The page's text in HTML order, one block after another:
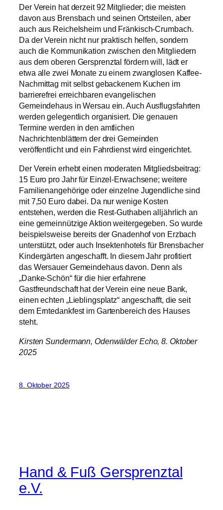
Der Verein hat derzeit 92 Mitglieder; die meisten
davon aus Brensbach und seinen Ortsteilen, aber
auch aus Reichelsheim und Fränkisch-Crumbach.
Da der Verein nicht nur praktisch helfen, sondern
auch die Kommunikation zwischen den Mitgliedern
aus dem oberen Gersprenztal fördern will, lädt er
etwa alle zwei Monate zu einem zwanglosen Kaffee-
Nachmittag mit selbst gebackenem Kuchen im
barrierefrei erreichbaren evangelischen
Gemeindehaus in Wersau ein. Auch Ausflugsfahrten
werden gelegentlich organisiert. Die genauen
Termine werden in den amtlichen
Nachrichtenblättern der drei Gemeinden
veröffentlicht und ein Fahrdienst wird eingerichtet.
Der Verein erhebt einen moderaten Mitgliedsbeitrag:
15 Euro pro Jahr für Einzel-Erwachsene; weitere
Familienangehörige oder einzelne Jugendliche sind
mit 7,50 Euro dabei. Da nur wenige Kosten
entstehen, werden die Rest-Guthaben alljährlich an
eine gemeinnützige Aktion weitergegeben. So wurde
beispielsweise bereits der Gnadenhof von Erzbach
unterstützt, oder auch Insektenhotels für Brensbacher
Kindergärten angeschafft. In diesem Jahr profitiert
das Wersauer Gemeindehaus davon. Denn als
„Danke-Schön“ für die hier erfahrene
Gastfreundschaft hat der Verein eine neue Bank,
einen echten „Lieblingsplatz“ angeschafft, die seit
dem Erntedankfest im Gartenbereich des Hauses
steht.
Kirsten Sundermann, Odenwälder Echo, 8. Oktober
2025
8. Oktober 2025
Hand & Fuß Gersprenztal
e.V.